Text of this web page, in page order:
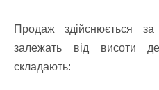
Продаж здійснюється
залежать від висоти
складають: